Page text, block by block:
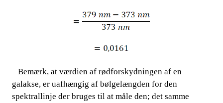
Bemærk, at værdien af rødforskydningen af en
galakse, er uafhængig af bølgelængden for den
spektrallinje der bruges til at måle den; det samme